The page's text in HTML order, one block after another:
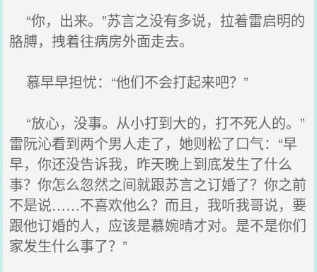
“你，出来。”苏言之没有多说，拉着雷启明的
胳膊，拽着往病房外面走去。
慕早早担忧：“他们不会打起来吧？”
“放心，没事。从小打到大的，打不死人的。”
雷阮沁看到两个男人走了，她则松了口气：“早
早，你还没告诉我，昨天晚上到底发生了什么
事？你怎么忽然之间就跟苏言之订婚了？你之前
不是说……不喜欢他么？而且，我听我哥说，要
跟他订婚的人，应该是慕婉晴才对。是不是你们
家发生什么事了？”